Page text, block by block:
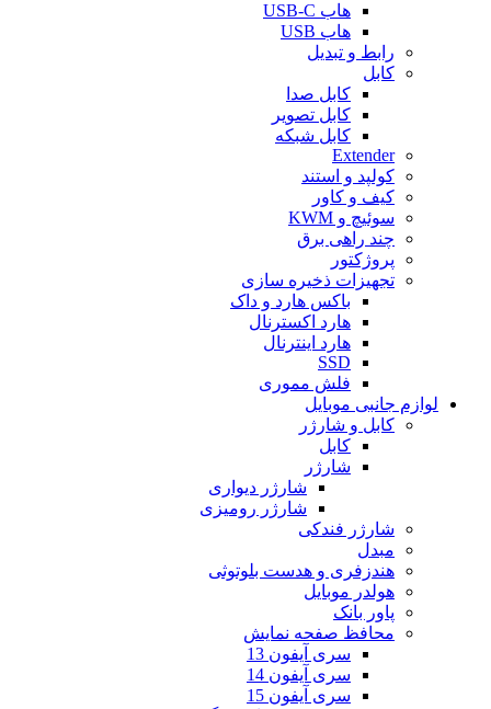
هاب USB-C
هاب USB
رابط و تبدیل
کابل
کابل صدا
کابل تصویر
کابل شبکه
Extender
کولپد و استند
کیف و کاور
سوئیچ و KWM
چند راهی برق
پروژکتور
تجهیزات ذخیره سازی
باکس هارد و داک
هارد اکسترنال
هارد اینترنال
SSD
فلش مموری
لوازم جانبی موبایل
کابل و شارژر
کابل
شارژر
شارژر دیواری
شارژر رومیزی
شارژر فندکی
مبدل
هندزفری و هدست بلوتوثی
هولدر موبایل
پاور بانک
محافظ صفحه نمایش
سری آیفون 13
سری آیفون 14
سری آیفون 15